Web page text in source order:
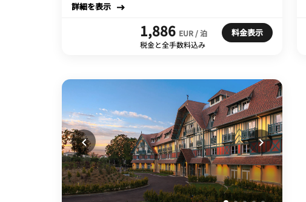
詳細を表示
1,886 EUR / 泊
税金と全手数料込み
料金表示